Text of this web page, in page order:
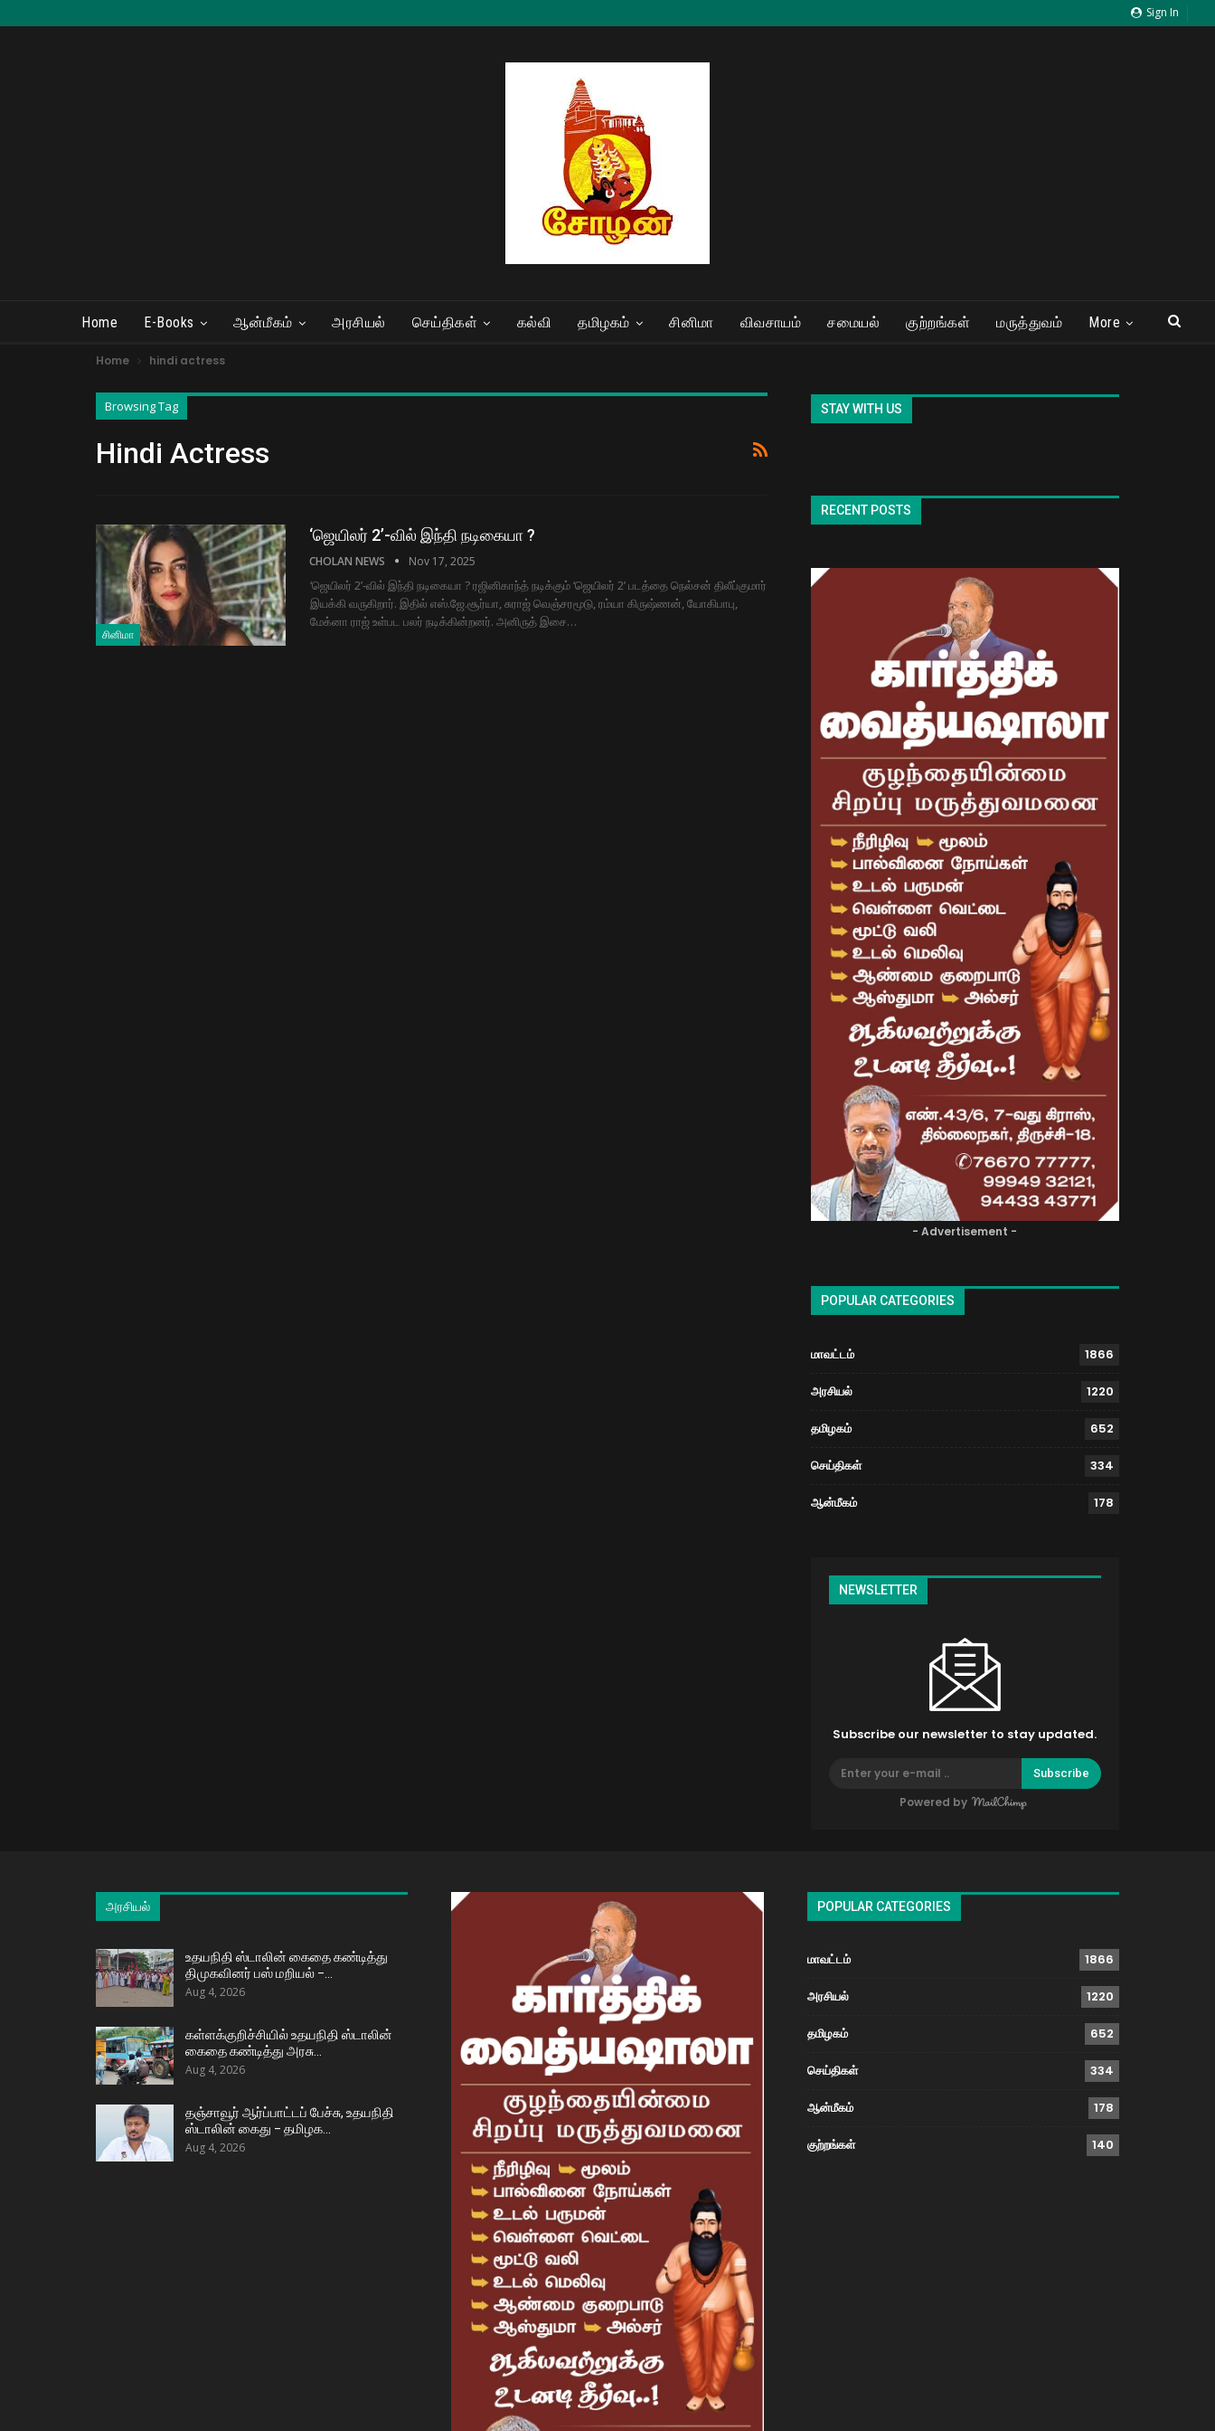
Sign In
Home E-Books ஆன்மீகம் அரசியல் செய்திகள் கல்வி தமிழகம் சினிமா விவசாயம் சமையல் குற்றங்கள் மருத்துவம் More
Home hindi actress
Browsing Tag
Hindi Actress
சினிமா
‘ஜெயிலர் 2’-வில் இந்தி நடிகையா ?
CHOLAN NEWS Nov 17, 2025
‘ஜெயிலர் 2’-வில் இந்தி நடிகையா ? ரஜினிகாந்த் நடிக்கும் ‘ஜெயிலர் 2’ படத்தை நெல்சன் திலீப்குமார்
இயக்கி வருகிறார். இதில் எஸ்.ஜே.சூர்யா, சுராஜ் வெஞ்சரமூடு, ரம்யா கிருஷ்ணன், யோகிபாபு,
மேக்னா ராஜ் உள்பட பலர் நடிக்கின்றனர். அனிருத் இசை…
STAY WITH US
RECENT POSTS
- Advertisement -
POPULAR CATEGORIES
மாவட்டம் 1866
அரசியல் 1220
தமிழகம் 652
செய்திகள் 334
ஆன்மீகம் 178
NEWSLETTER
Subscribe our newsletter to stay updated.
Subscribe
Powered by
அரசியல்
உதயநிதி ஸ்டாலின் கைதை கண்டித்து
திமுகவினர் பஸ் மறியல் –…
Aug 4, 2026
கள்ளக்குறிச்சியில் உதயநிதி ஸ்டாலின்
கைதை கண்டித்து அரசு…
Aug 4, 2026
தஞ்சாவூர் ஆர்ப்பாட்டப் பேச்சு, உதயநிதி
ஸ்டாலின் கைது – தமிழக…
Aug 4, 2026
POPULAR CATEGORIES
மாவட்டம் 1866
அரசியல் 1220
தமிழகம் 652
செய்திகள் 334
ஆன்மீகம் 178
குற்றங்கள் 140